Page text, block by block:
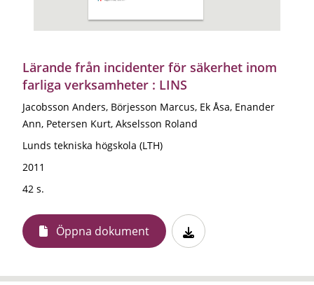
Lärande från incidenter för säkerhet inom
farliga verksamheter : LINS
Jacobsson Anders, Börjesson Marcus, Ek Åsa, Enander
Ann, Petersen Kurt, Akselsson Roland
Lunds tekniska högskola (LTH)
2011
42 s.
Öppna dokument